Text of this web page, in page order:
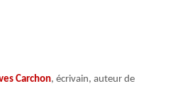
Carchon, écrivain, auteur de